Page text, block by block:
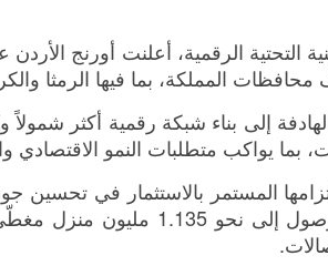
التحتية الرقمية، أعلنت أورنج
المملكة، بما فيها الرمثا
إلى بناء شبكة رقمية أكثر
بما يواكب متطلبات النمو
المستمر بالاستثمار في تحسين
أنها نجحت منذ إطلاق خدمات